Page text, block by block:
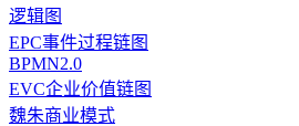
逻辑图
EPC事件过程链图
BPMN2.0
EVC企业价值链图
魏朱商业模式